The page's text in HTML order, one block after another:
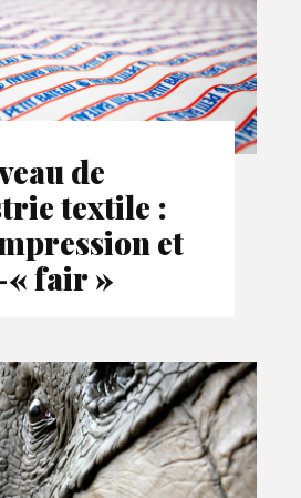
de
textile :
et
fair »